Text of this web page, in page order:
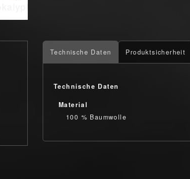
Technische Daten Produktsicherheit
Technische Daten
Material
100 % Baumwolle